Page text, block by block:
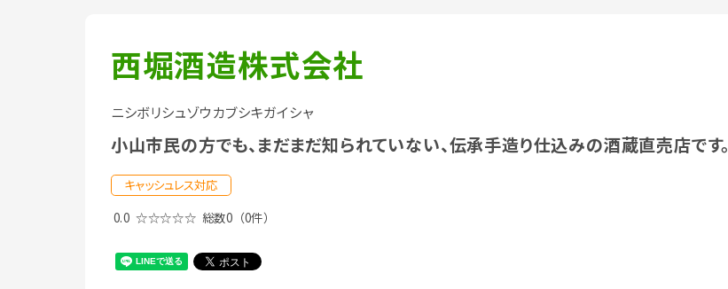
西堀酒造株式会社
ニシボリシュゾウカブシキガイシャ
小山市民の方でも、まだまだ知られていない、伝承手造り仕込みの酒蔵直売店です。
キャッシュレス対応
0.0 ☆☆☆☆☆ 総数0 （0件）